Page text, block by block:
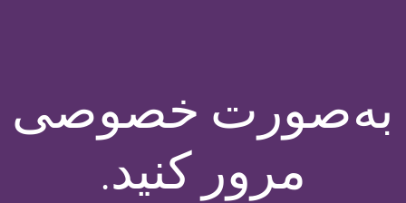
به‌صورت خصوصی
مرور کنید.